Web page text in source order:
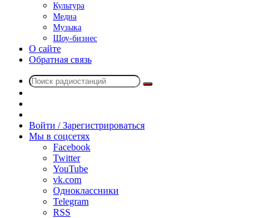
Культура
Медиа
Музыка
Шоу-бизнес
О сайте
Обратная связь
Поиск
радио
Войти / Зарегистрироваться
Мы в соцсетях
Facebook
Twitter
YouTube
vk.com
Одноклассники
Telegram
RSS